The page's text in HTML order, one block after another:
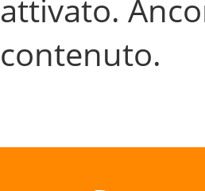
attivato.
contenuto.